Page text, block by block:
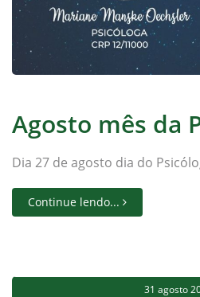
Agosto mês da
Dia 27 de agosto dia do
Continue lendo...
31 agosto